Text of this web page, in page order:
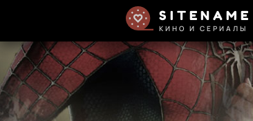
SITENAME
КИНО И СЕРИАЛЫ